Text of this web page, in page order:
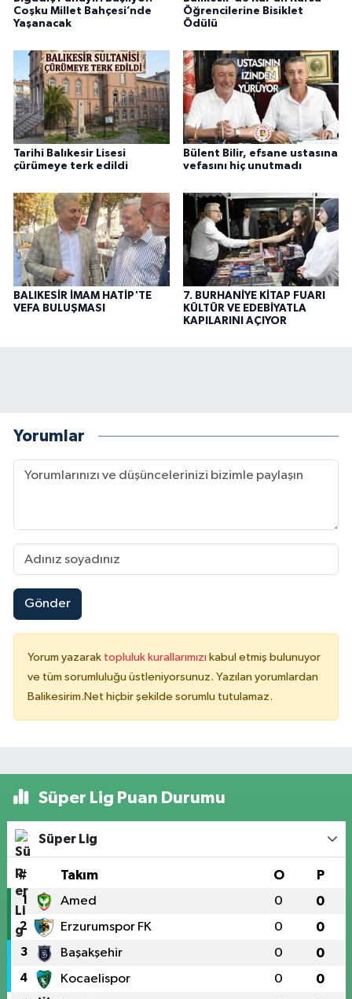
Coşku Millet Bahçesi’nde
Yaşanacak
Öğrencilerine Bisiklet
Ödülü
Tarihi Balıkesir Lisesi
çürümeye terk edildi
Bülent Bilir, efsane ustasına
vefasını hiç unutmadı
BALIKESİR İMAM HATİP'TE
VEFA BULUŞMASI
7. BURHANİYE KİTAP FUARI
KÜLTÜR VE EDEBİYATLA
KAPILARINI AÇIYOR
Yorumlar
Gönder
Yorum yazarak topluluk kurallarımızı kabul etmiş bulunuyor
ve tüm sorumluluğu üstleniyorsunuz. Yazılan yorumlardan
Balikesirim.Net hiçbir şekilde sorumlu tutulamaz.
Süper Lig Puan Durumu
Süper Lig
# Takım O P
1 Amed 0 0
2 Erzurumspor FK 0 0
3 Başakşehir 0 0
4 Kocaelispor 0 0